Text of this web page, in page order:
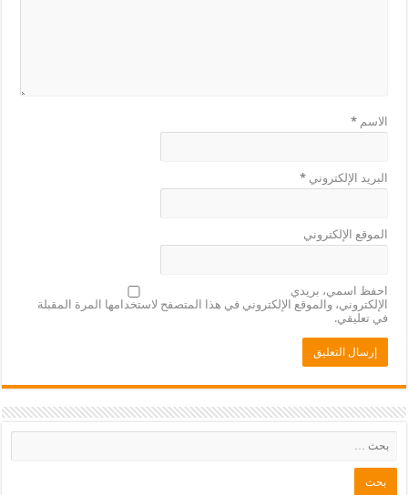
الاسم*
البريد الإلكتروني*
الموقع الإلكتروني
احفظ اسمي، بريدي
الإلكتروني، والموقع الإلكتروني في هذا المتصفح لاستخدامها المرة المقبلة
في تعليقي.